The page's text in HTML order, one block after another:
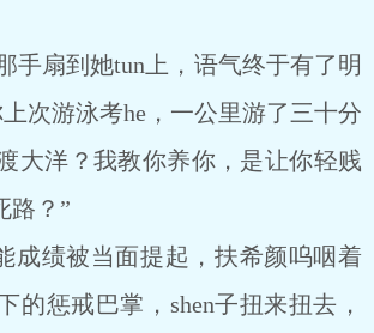
扇到她tun上，语气终于有了明
次游泳考he，一公里游了三十分
大洋？我教你养你，是让你轻贱
路？”
绩被当面提起，扶希颜呜咽着
的惩戒巴掌，shen子扭来扭去，